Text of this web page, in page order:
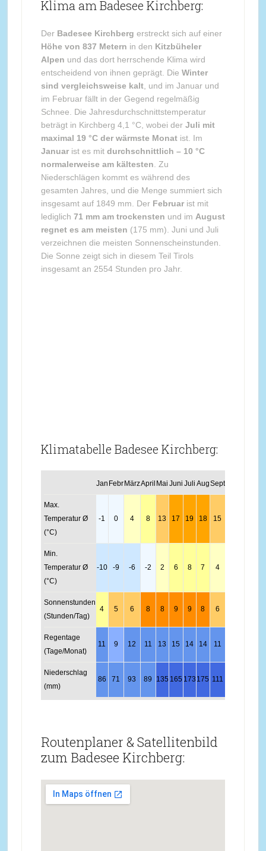
Klima am Badesee Kirchberg:
Der Badesee Kirchberg erstreckt sich auf einer
Höhe von 837 Metern in den Kitzbüheler
Alpen und das dort herrschende Klima wird
entscheidend von ihnen geprägt. Die Winter
sind vergleichsweise kalt, und im Januar und
im Februar fällt in der Gegend regelmäßig
Schnee. Die Jahresdurchschnittstemperatur
beträgt in Kirchberg 4,1 °C, wobei der Juli mit
maximal 19 °C der wärmste Monatist. Im
Januarist es mit durchschnittlich – 10 °C
normalerweise am kältesten . Zu
Niederschlägen kommt es während des
gesamten Jahres, und die Menge summiert sich
insgesamt auf 1849 mm. Der Februarist mit
lediglich 71 mm am trockensten und im August
regnet es am meisten (175 mm). Juni und Juli
verzeichnen die meisten Sonnenscheinstunden.
Die Sonne zeigt sich in diesem Teil Tirols
insgesamt an 2554 Stunden pro Jahr.
Klimatabelle Badesee Kirchberg:
Jan Febr MärzApril Mai Juni Juli AugSept
Max.
Temperatur Ø
(°C)
-1 0 4 8 13 17 19 18 15
Min.
Temperatur Ø
(°C)
-10 -9 -6 -2 2 6 8 7 4
Sonnenstunden
(Stunden/Tag)
4 5 6 8 8 9 9 8 6
Regentage
(Tage/Monat)
11 9 12 11 13 15 14 14 11
Niederschlag
(mm)
86 71 93 89 135 165 173 175 111
Routenplaner & Satellitenbild
zum Badesee Kirchberg: